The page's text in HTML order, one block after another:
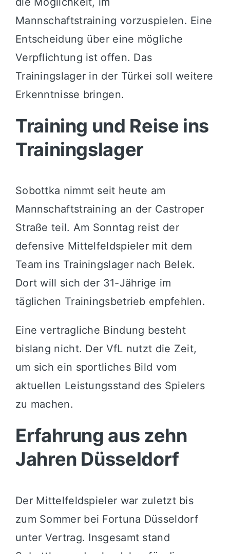
Mannschaftstraining vorzuspielen. Eine
Entscheidung über eine mögliche
Verpflichtung ist offen. Das
Trainingslager in der Türkei soll weitere
Erkenntnisse bringen.
Training und Reise ins
Trainingslager
Sobottka nimmt seit heute am
Mannschaftstraining an der Castroper
Straße teil. Am Sonntag reist der
defensive Mittelfeldspieler mit dem
Team ins Trainingslager nach Belek.
Dort will sich der 31-Jährige im
täglichen Trainingsbetrieb empfehlen.
Eine vertragliche Bindung besteht
bislang nicht. Der VfL nutzt die Zeit,
um sich ein sportliches Bild vom
aktuellen Leistungsstand des Spielers
zu machen.
Erfahrung aus zehn
Jahren Düsseldorf
Der Mittelfeldspieler war zuletzt bis
zum Sommer bei Fortuna Düsseldorf
unter Vertrag. Insgesamt stand